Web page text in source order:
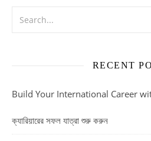
RECENT
Build Your International Career
ক্যারিয়ারের সফল যাত্রা শুরু করুন